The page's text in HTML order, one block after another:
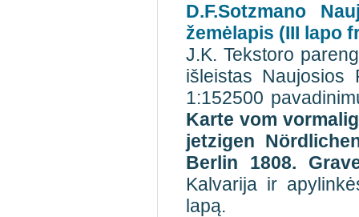
D.F.Sotzmano
žemėlapis (III lapo
J.K. Tekstoro
išleistas Naujosios
1:152500
Karte vom
jetzigen
Berlin 1808.
Kalvarija ir
lapą.